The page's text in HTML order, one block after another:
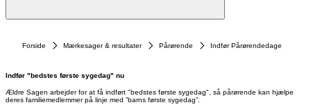
Forside Mærkesager & resultater Pårørende Indfør Pårørendedage
Indfør "bedstes første sygedag" nu
Ældre Sagen arbejder for at få indført "bedstes første sygedag", så pårørende kan hjælpe
deres familiemedlemmer på linje med ”barns første sygedag”.